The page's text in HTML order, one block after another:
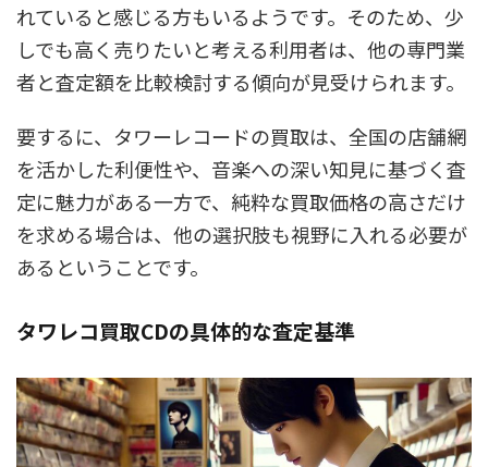
れていると感じる方もいるようです。そのため、少
しでも高く売りたいと考える利用者は、他の専門業
者と査定額を比較検討する傾向が見受けられます。
要するに、タワーレコードの買取は、全国の店舗網
を活かした利便性や、音楽への深い知見に基づく査
定に魅力がある一方で、純粋な買取価格の高さだけ
を求める場合は、他の選択肢も視野に入れる必要が
あるということです。
タワレコ買取CDの具体的な査定基準